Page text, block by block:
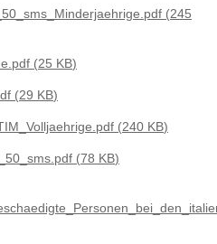
245
25 KB
29 KB
240 KB
78 KB